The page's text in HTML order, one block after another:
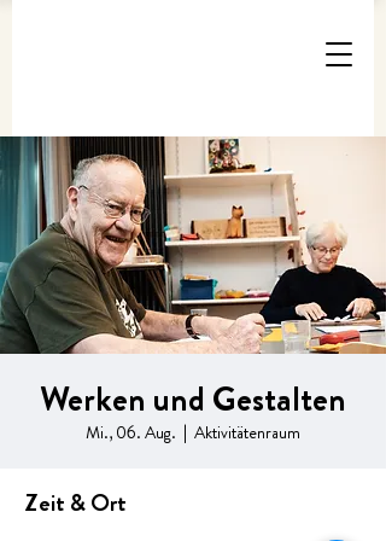
Werken und Gestalten
Mi., 06. Aug.
  |
Aktivitätenraum
Zeit & Ort